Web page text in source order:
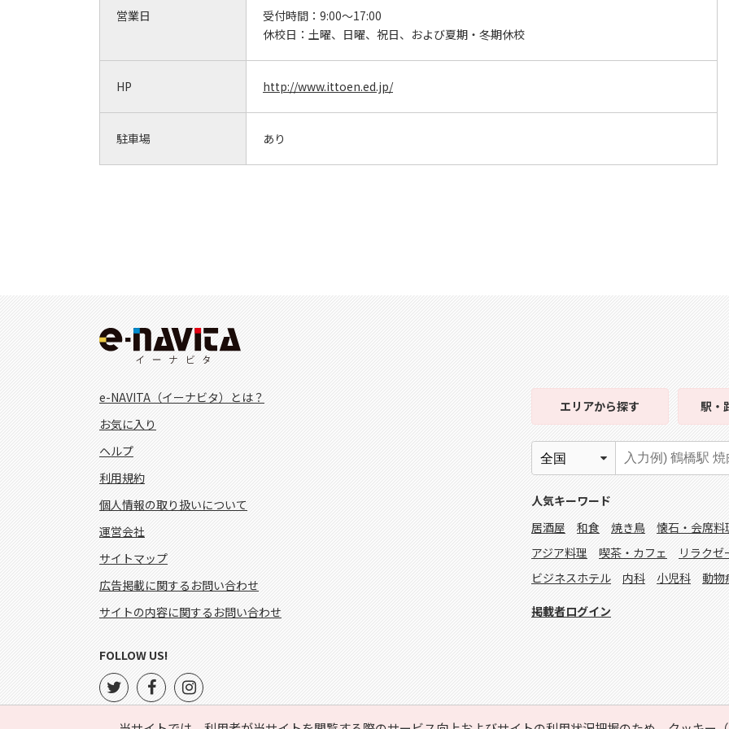
営業日 受付時間： 9:00～17:00
休校日： 土曜、日曜、祝日、および夏期・冬期休校
HP http://www.ittoen.ed.jp/
駐車場 あり
e-NAVITA（イーナビタ）とは？
お気に入り
ヘルプ
利用規約
個人情報の取り扱いについて
運営会社
サイトマップ
広告掲載に関するお問い合わせ
サイトの内容に関するお問い合わせ
エリアから探す 駅・
人気キーワード
居酒屋
和食 焼き鳥 懐石・会席料
アジア料理
喫茶・カフェ リラクゼ
ビジネスホテル
内科 小児科 動物
掲載者ログイン
FOLLOW US!